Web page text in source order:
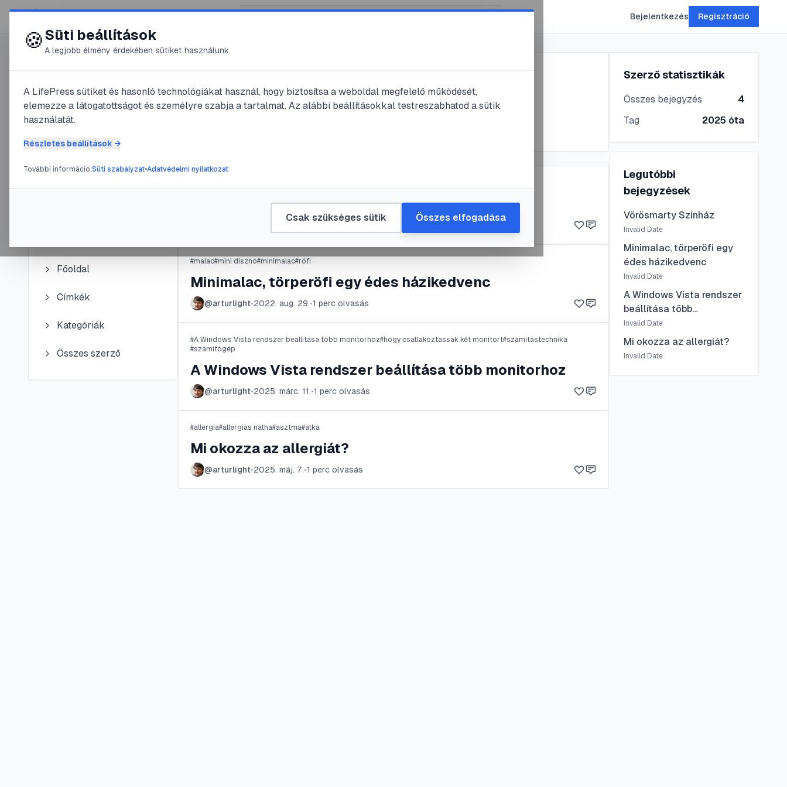
😍 LifePress Bejelentkezés Regisztráció
@arturlight
4publikált bejegyzés
Tag2025. októberóta
Főoldal
Címkék
Kategóriák
Összes szerző
@arturlightbejegyzései
Vörösmarty Színház
perc olvasás
#malac#mini disznó#minimalac#röfi
Minimalac, törperöfi egy édes házikedvenc
@arturlight•2022. aug. 29.•1 perc olvasás
#A Windows Vista rendszer beállítása több monitorhoz#hogy csatlakoztassak két monitort#számítástechnika
#számítógép
A Windows Vista rendszer beállítása több monitorhoz
@arturlight•2025. márc. 11.•1 perc olvasás
#allergia#allergiás nátha#asztma#atka
Mi okozza az allergiát?
@arturlight•2025. máj. 7.•1 perc olvasás
Szerző statisztikák
Összes bejegyzés
4
Tag
2025 óta
Legutóbbi
bejegyzések
Vörösmarty Színház
Invalid Date
Minimalac, törperöfi egy
édes házikedvenc
Invalid Date
A Windows Vista rendszer
beállítása több
monitorhoz
Invalid Date
Mi okozza az allergiát?
Invalid Date
🍪Süti beállítások
A legjobb élmény érdekében sütiket használunk
A LifePress sütiket és hasonló technológiákat használ, hogy biztosítsa a weboldal megfelelő működését,
elemezze a látogatottságot és személyre szabja a tartalmat. Az alábbi beállításokkal testreszabhatod a sütik
használatát.
Részletes beállítások →
További információ:Süti szabályzat•Adatvédelmi nyilatkozat
Csak szükséges sütik Összes elfogadása